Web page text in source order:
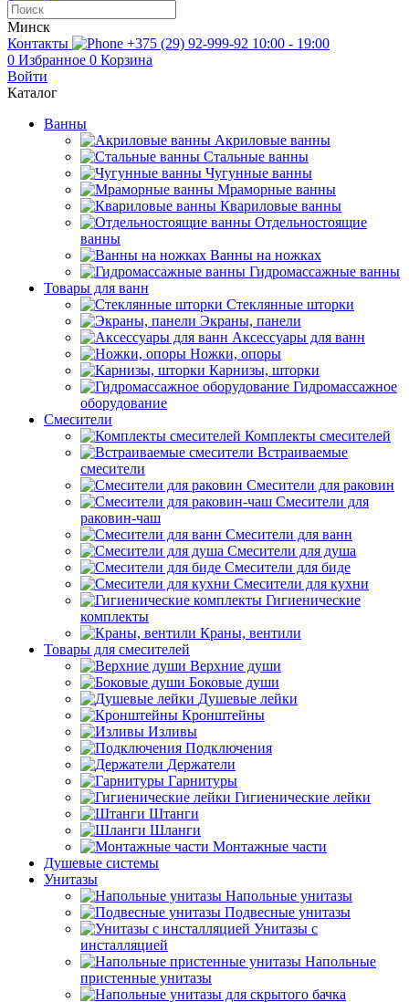
Минск
Контакты
+375 (29) 92-999-92 10:00 - 19:00
0 Избранное 0 Корзина
Войти
Каталог
Ванны
Акриловые ванны
Стальные ванны
Чугунные ванны
Мраморные ванны
Квариловые ванны
Отдельностоящие
ванны
Ванны на ножках
Гидромассажные ванны
Товары для ванн
Стеклянные шторки
Экраны, панели
Аксессуары для ванн
Ножки, опоры
Карнизы, шторки
Гидромассажное
оборудование
Смесители
Комплекты смесителей
Встраиваемые
смесители
Смесители для раковин
Смесители для
раковин-чаш
Смесители для ванн
Смесители для душа
Смесители для биде
Смесители для кухни
Гигиенические
комплекты
Краны, вентили
Товары для смесителей
Верхние души
Боковые души
Душевые лейки
Кронштейны
Изливы
Подключения
Держатели
Гарнитуры
Гигиенические лейки
Штанги
Шланги
Монтажные части
Душевые системы
Унитазы
Напольные унитазы
Подвесные унитазы
Унитазы с
инсталляцией
Напольные
пристенные унитазы